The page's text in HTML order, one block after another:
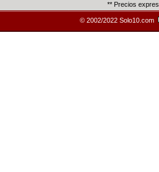
** Precios
© 2002/2022 Solo10.com